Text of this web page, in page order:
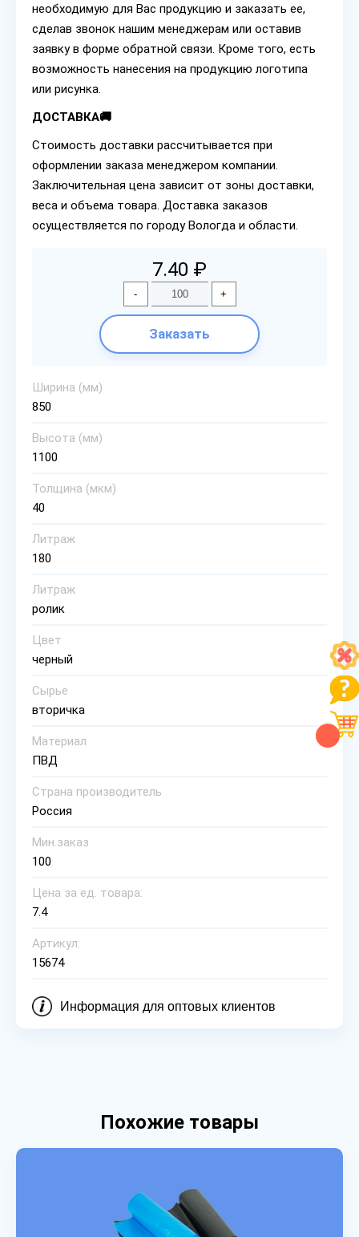
необходимую для Вас продукцию и заказать ее,
сделав звонок нашим менеджерам или оставив
заявку в форме обратной связи. Кроме того, есть
возможность нанесения на продукцию логотипа
или рисунка.
ДОСТАВКА🚚
Стоимость доставки рассчитывается при
оформлении заказа менеджером компании.
Заключительная цена зависит от зоны доставки,
веса и объема товара. Доставка заказов
осуществляется по городу Вологда и области.
7.40 ₽
- +
Заказать
Ширина (мм)
850
Высота (мм)
1100
Толщина (мкм)
40
Литраж
180
Литраж
ролик
Цвет
черный
Сырье
вторичка
Материал
ПВД
Страна производитель
Россия
Мин.заказ
100
Цена за ед. товара:
7.4
Артикул:
15674
Информация для оптовых клиентов
Похожие товары